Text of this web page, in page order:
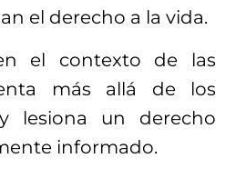
el derecho a la vida.
el contexto de las
más allá de los
lesiona un derecho
informado.